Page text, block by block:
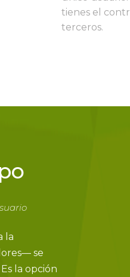
tienes el
terceros.
la
se
la opción